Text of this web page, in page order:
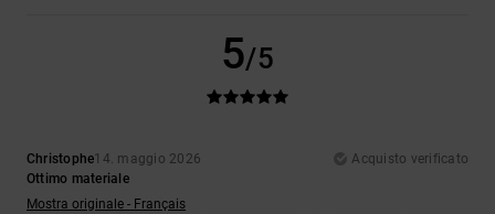
5/5
Christophe14. maggio 2026
Acquisto verificato
Ottimo materiale
Mostra originale - Français